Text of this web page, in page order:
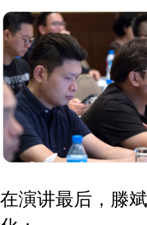
在演讲最后，滕